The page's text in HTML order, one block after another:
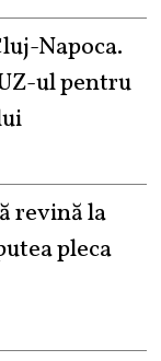
Napoca.
ul pentru
revină la
pleca